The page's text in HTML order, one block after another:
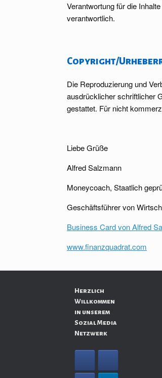
Verantwortung für die
verantwortlich.
Copyright/
Die Reproduzierung und
ausdrücklicher schriftlicher
gestattet. Für nicht
Liebe Grüße
Alfred Salzmann
Moneycoach, Staatlich
Geschäftsführer von
Business Card von Alfred
www.finanzquadrat.com
Herzlich
Willkommen
in unserem
Sozial Media
Netzwerk